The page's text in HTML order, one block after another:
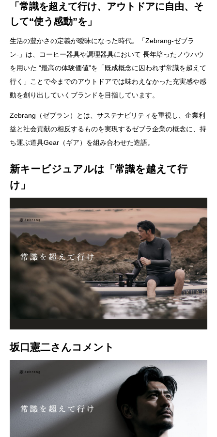
「常識を超えて行け、アウトドアに自由、そ
して“使う感動”を」
生活の豊かさの定義が曖昧になった時代。「Zebrang-ゼブラ
ン-」は、コーヒー器具や調理器具において 長年培ったノウハウ
を用いた “最高の体験価値”を「既成概念に囚われず常識を超えて
行く」ことで今までのアウトドアでは味わえなかった充実感や感
動を創り出していくブランドを目指しています。
Zebrang（ゼブラン）とは、サステナビリティを重視し、企業利
益と社会貢献の相反するものを実現するゼブラ企業の概念に、持
ち運ぶ道具Gear（ギア）を組み合わせた造語。
新キービジュアルは「常識を越えて行
け」
坂口憲二さんコメント